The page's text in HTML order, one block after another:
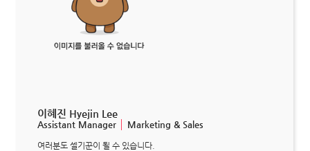
이혜진 Hyejin Lee
Assistant Manager Marketing & Sales
여러분도 셀기꾼이 될 수 있습니다.